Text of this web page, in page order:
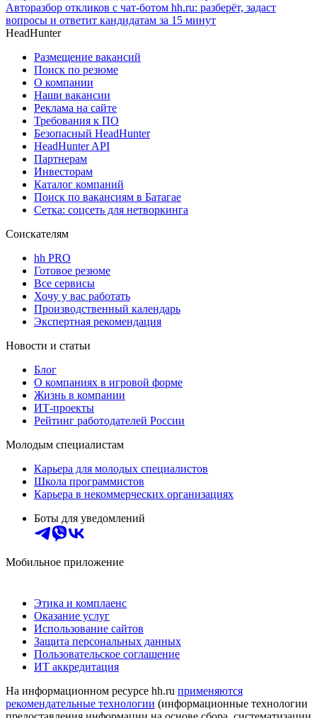
Авторазбор откликов с чат-ботом hh.ru: разберёт, задаст
вопросы и ответит кандидатам за 15 минут
HeadHunter
Размещение вакансий
Поиск по резюме
О компании
Наши вакансии
Реклама на сайте
Требования к ПО
Безопасный HeadHunter
HeadHunter API
Партнерам
Инвесторам
Каталог компаний
Поиск по вакансиям в Батагае
Сетка: соцсеть для нетворкинга
Соискателям
hh PRO
Готовое резюме
Все сервисы
Хочу у вас работать
Производственный календарь
Экспертная рекомендация
Новости и статьи
Блог
О компаниях в игровой форме
Жизнь в компании
ИТ-проекты
Рейтинг работодателей России
Молодым специалистам
Карьера для молодых специалистов
Школа программистов
Карьера в некоммерческих организациях
Боты для уведомлений
Мобильное приложение
Этика и комплаенс
Оказание услуг
Использование сайтов
Защита персональных данных
Пользовательское соглашение
ИТ аккредитация
На информационном ресурсе hh.ru применяются
рекомендательные технологии (информационные технологии